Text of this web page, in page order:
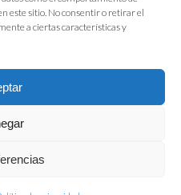
este sitio. No consentir o retirar el
a ciertas características y
de la Alimentación y Bebidas